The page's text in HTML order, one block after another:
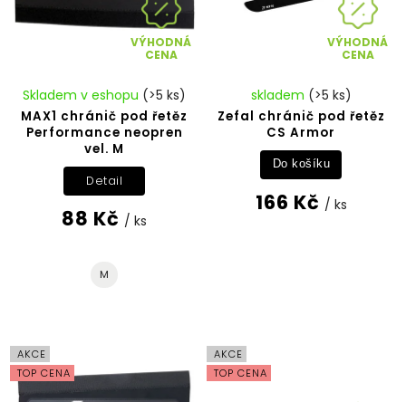
VÝHODNÁ
CENA
MAX1 chránič pod řetěz
Performance neopren
vel. M
Skladem v eshopu (>5 ks)
88 Kč / ks
Detail
M
VÝHODNÁ
CENA
Zefal chránič pod řetěz
CS Armor
skladem (>5 ks)
166 Kč / ks
Do košíku
AKCE
TOP CENA
AKCE
TOP CENA